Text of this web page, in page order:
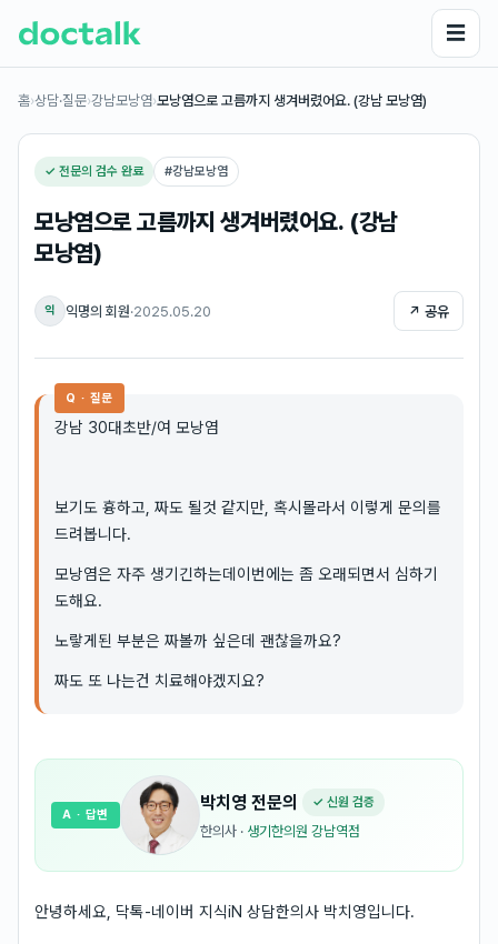
☰
홈›상담·질문›강남모낭염›​모낭염으로 고름까지 생겨버렸어요. (강남 모낭염)
✓ 전문의 검수 완료 #강남모낭염
​모낭염으로 고름까지 생겨버렸어요. (강남
모낭염)
익 익명의 회원·2025.05.20 ↗ 공유
Q · 질문
강남 30대초반/여 모낭염
보기도 흉하고, 짜도 될것 같지만, 혹시몰라서 이렇게 문의를
드려봅니다.
모낭염은 자주 생기긴하는데이번에는 좀 오래되면서 심하기
도해요.
노랗게된 부분은 짜볼까 싶은데 괜찮을까요?
짜도 또 나는건 치료해야겠지요?
박치영 전문의 ✓ 신원 검증
한의사 · 생기한의원 강남역점
A · 답변
안녕하세요, 닥톡-네이버 지식iN 상담한의사 박치영입니다.